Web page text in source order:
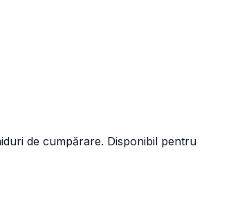
de cumpărare. Disponibil pentru